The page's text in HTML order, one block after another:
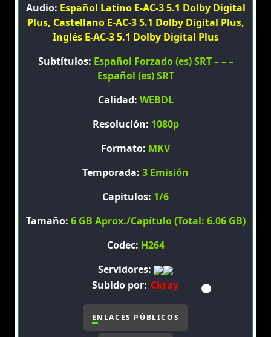
Audio: Español Latino E-AC-3 5.1 Dolby Digital
Plus, Castellano E-AC-3 5.1 Dolby Digital Plus,
Inglés E-AC-3 5.1 Dolby Digital Plus
Subtítulos: Español Forzado (es) SRT – – –
Español (es) SRT
Calidad: WEBDL
Resolución: 1080p
Formato: MKV
Temporada: 3 Emisión
Capitulos: 1/6
Tamaño: 6 GB Aprox./Capítulo (Total: 6.06 GB)
Codec: H264
Servidores:
Subido por: Ckray
ENLACES PÚBLICOS